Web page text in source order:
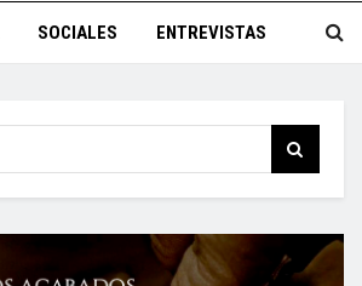
SOCIALES ENTREVISTAS